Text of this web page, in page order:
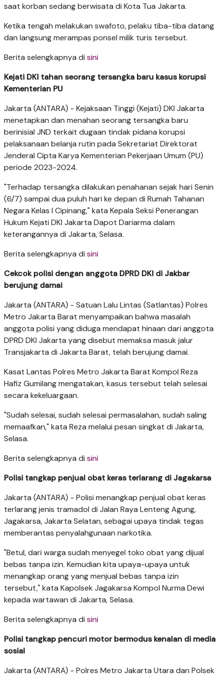
saat korban sedang berwisata di Kota Tua Jakarta.
Ketika tengah melakukan swafoto, pelaku tiba-tiba datang
dan langsung merampas ponsel milik turis tersebut.
Berita selengkapnya di sini
Kejati DKI tahan seorang tersangka baru kasus korupsi
Kementerian PU
Jakarta (ANTARA) - Kejaksaan Tinggi (Kejati) DKI Jakarta
menetapkan dan menahan seorang tersangka baru
berinisial JND terkait dugaan tindak pidana korupsi
pelaksanaan belanja rutin pada Sekretariat Direktorat
Jenderal Cipta Karya Kementerian Pekerjaan Umum (PU)
periode 2023-2024.
​"Terhadap tersangka dilakukan penahanan sejak hari Senin
(6/7) sampai dua puluh hari ke depan di Rumah Tahanan
Negara Kelas I Cipinang," kata Kepala Seksi Penerangan
Hukum Kejati DKI Jakarta Dapot Dariarma dalam
keterangannya di Jakarta, Selasa.
Berita selengkapnya di sini
Cekcok polisi dengan anggota DPRD DKI di Jakbar
berujung damai
Jakarta (ANTARA) - Satuan Lalu Lintas (Satlantas) Polres
Metro Jakarta Barat menyampaikan bahwa masalah
anggota polisi yang diduga mendapat hinaan dari anggota
DPRD DKI Jakarta yang disebut memaksa masuk jalur
Transjakarta di Jakarta Barat, telah berujung damai.
Kasat Lantas Polres Metro Jakarta Barat Kompol Reza
Hafiz Gumilang mengatakan, kasus tersebut telah selesai
secara kekeluargaan.
"Sudah selesai, sudah selesai permasalahan, sudah saling
memaafkan," kata Reza melalui pesan singkat di Jakarta,
Selasa.
Berita selengkapnya di sini
Polisi tangkap penjual obat keras terlarang di Jagakarsa
Jakarta (ANTARA) - Polisi menangkap penjual obat keras
terlarang jenis tramadol di Jalan Raya Lenteng Agung,
Jagakarsa, Jakarta Selatan, sebagai upaya tindak tegas
memberantas penyalahgunaan narkotika.
"Betul, dari warga sudah menyegel toko obat yang dijual
bebas tanpa izin. Kemudian kita upaya-upaya untuk
menangkap orang yang menjual bebas tanpa izin
tersebut," kata Kapolsek Jagakarsa Kompol Nurma Dewi
kepada wartawan di Jakarta, Selasa.
Berita selengkapnya di sini
Polisi tangkap pencuri motor bermodus kenalan di media
sosial
Jakarta (ANTARA) - Polres Metro Jakarta Utara dan Polsek